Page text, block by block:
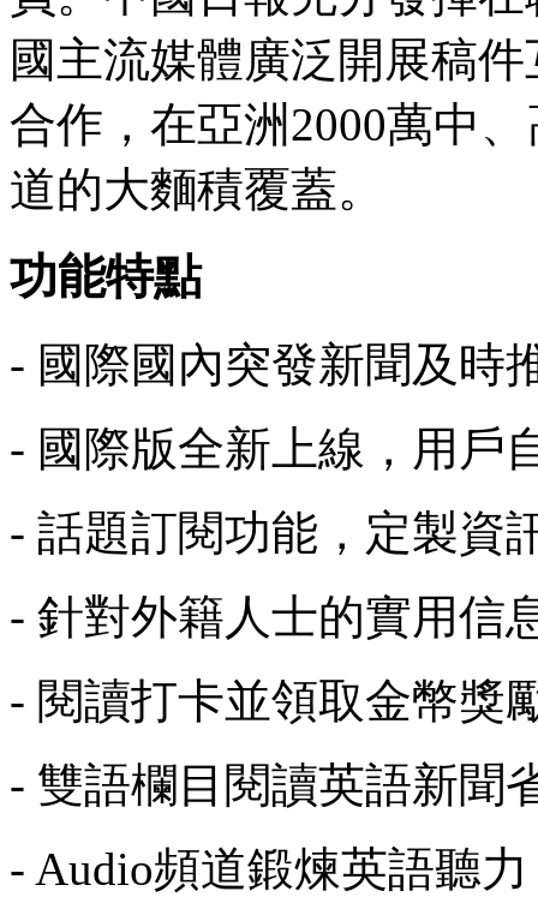
國主流媒體廣泛開展稿
合作，在亞洲2000萬中
道的大麵積覆蓋。
功能特點
- 國際國內突發新聞及時
- 國際版全新上線，用戶
- 話題訂閱功能，定製資
- 針對外籍人士的實用信
- 閱讀打卡並領取金幣獎
- 雙語欄目閱讀英語新聞
- Audio頻道鍛煉英語聽